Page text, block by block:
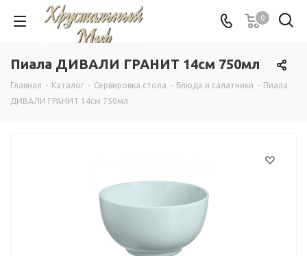
0
Пиала ДИВАЛИ ГРАНИТ 14см 750мл
Главная - Каталог - Сервировка стола - Блюда и салатники - Пиала
ДИВАЛИ ГРАНИТ 14см 750мл